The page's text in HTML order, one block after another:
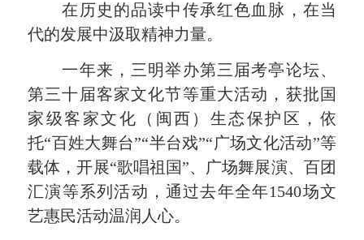
在历史的品读中传承红色血脉，在当
代的发展中汲取精神力量。
一年来，三明举办第三届考亭论坛、
第三十届客家文化节等重大活动，获批国
家级客家文化（闽西）生态保护区，依
托“百姓大舞台”“半台戏”“广场文化活动”等
载体，开展“歌唱祖国”、广场舞展演、百团
汇演等系列活动，通过去年全年1540场文
艺惠民活动温润人心。